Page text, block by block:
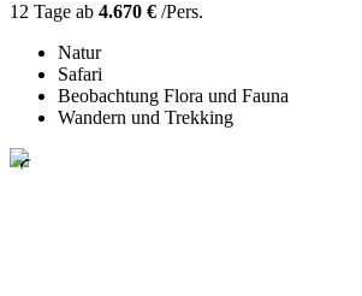
12 Tage ab 4.670 € /Pers.
Natur
Safari
Beobachtung Flora und Fauna
Wandern und Trekking